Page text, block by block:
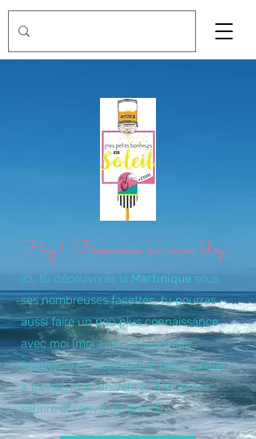
Hey ! Bienvenue sur mon blog
Ici, tu découvriras la Martinique sous
ses nombreuses facettes, tu pourras
aussi faire un peu plus connaissance
avec moi (moi aussi je suis multi
facettes !) et j'espère que cette balade
à travers mon univers te donnera le
sourire et l'envie de revenir...